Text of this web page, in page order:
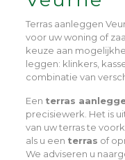
Terras aanleggen
voor uw woning of
keuze aan
leggen: klinkers,
combinatie van
Een terras
precisiewerk. Het is
van uw terras te
als u een terras of
We adviseren u